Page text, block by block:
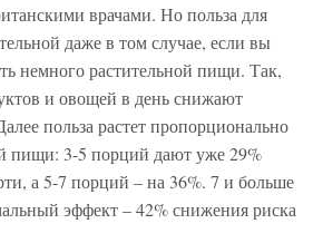
врачами. Но польза для
даже в том случае, если вы
немного растительной пищи. Так,
и овощей в день снижают
польза растет пропорционально
пищи: 3-5 порций дают уже 29%
а 5-7 порций – на 36%. 7 и больше
эффект – 42% снижения риска